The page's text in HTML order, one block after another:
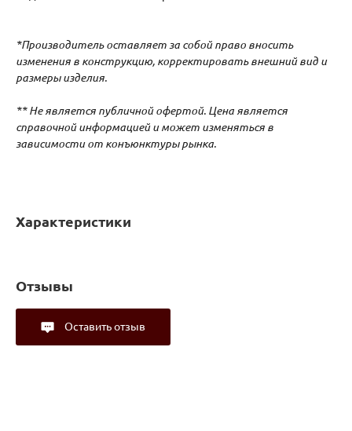
*Производитель оставляет за собой право вносить
изменения в конструкцию, корректировать внешний вид и
размеры изделия.
** Не является публичной офертой. Цена является
справочной информацией и может изменяться в
зависимости от конъюнктуры рынка.
Характеристики
Отзывы
Оставить отзыв